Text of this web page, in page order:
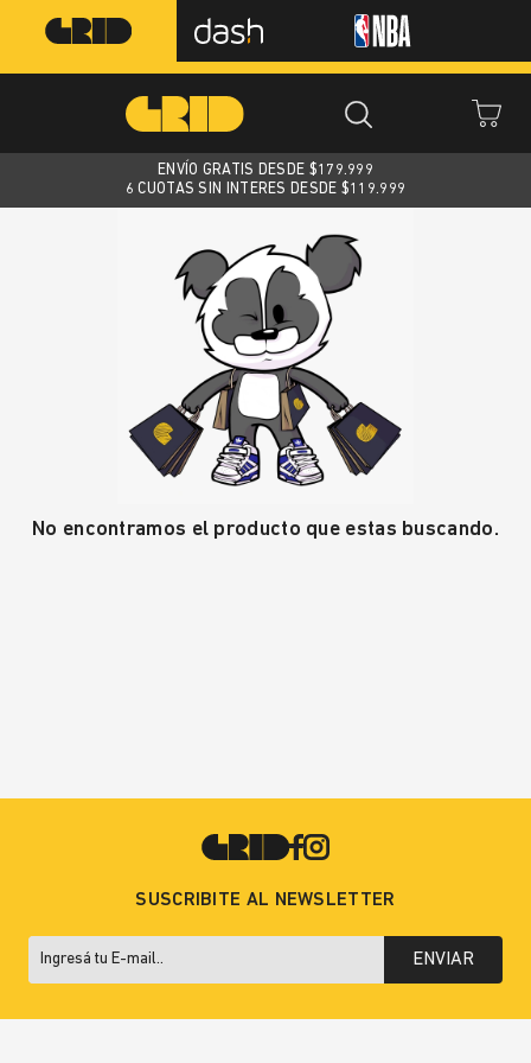
ENVÍO GRATIS DESDE $179.999
6 CUOTAS SIN INTERES DESDE $119.999
No encontramos el producto que estas buscando.
SUSCRIBITE AL NEWSLETTER
ENVIAR